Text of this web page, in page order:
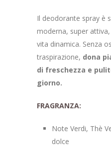
Il deodorante spray è
moderna, super
vita dinamica. Senza
traspirazione, dona
di freschezza e
giorno.
FRAGRANZA:
Note Verdi, Thè
dolce